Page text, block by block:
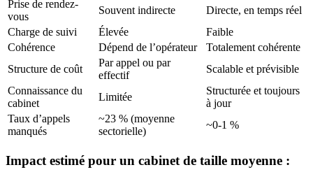
Prise de rendez-
vous
Souvent indirecte
Directe, en temps réel
Charge de suivi
Élevée
Faible
Cohérence
Dépend de l’opérateur
Totalement cohérente
Structure de coût
Par appel ou par
effectif
Scalable et prévisible
Connaissance du
cabinet
Limitée
Structurée et toujours
à jour
Taux d’appels
manqués
~23 % (moyenne
sectorielle)
~0-1 %
Impact estimé pour un cabinet de taille moyenne :